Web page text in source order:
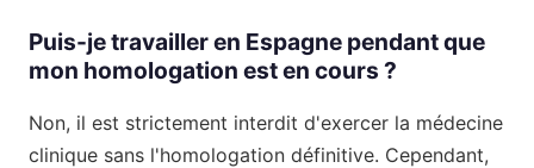
Puis-je travailler en Espagne pendant que
mon homologation est en cours ?
Non, il est strictement interdit d'exercer la médecine
clinique sans l'homologation définitive. Cependant,